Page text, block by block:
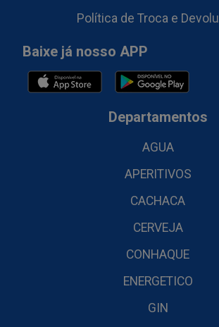
Política de Troca e
Baixe já nosso APP
Departamentos
AGUA
APERITIVOS
CACHACA
CERVEJA
CONHAQUE
ENERGETICO
GIN